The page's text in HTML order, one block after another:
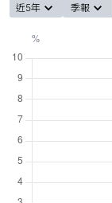
近5年 季報